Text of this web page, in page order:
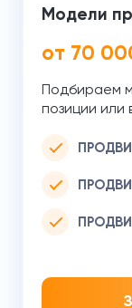
Модели
от 70
Подбираем
позиции или